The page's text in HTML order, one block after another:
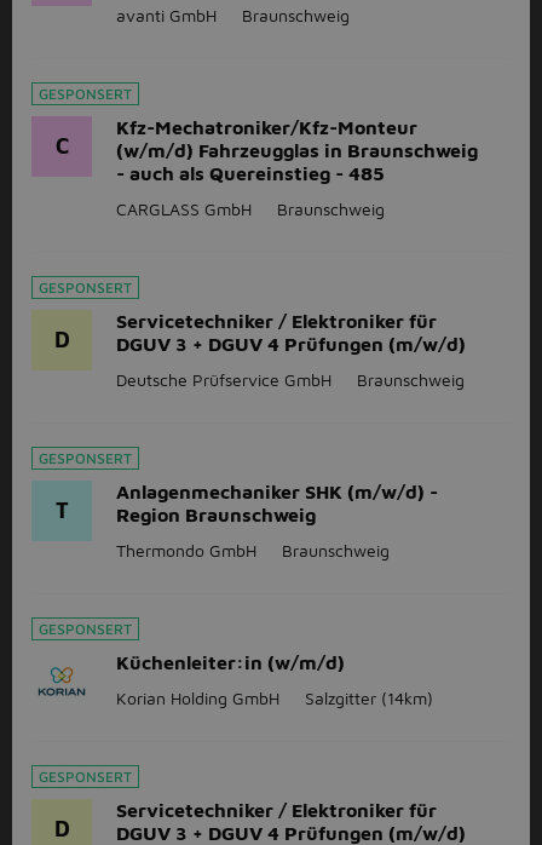
avanti GmbH Braunschweig
GESPONSERT
C
Kfz-Mechatroniker/Kfz-Monteur
(w/m/d) Fahrzeugglas in Braunschweig
- auch als Quereinstieg - 485
CARGLASS GmbH Braunschweig
GESPONSERT
D
Servicetechniker / Elektroniker für
DGUV 3 + DGUV 4 Prüfungen (m/w/d)
Deutsche Prüfservice GmbH Braunschweig
GESPONSERT
T
Anlagenmechaniker SHK (m/w/d) -
Region Braunschweig
Thermondo GmbH Braunschweig
GESPONSERT
Küchenleiter:in (w/m/d)
Korian Holding GmbH Salzgitter (14km)
GESPONSERT
D
Servicetechniker / Elektroniker für
DGUV 3 + DGUV 4 Prüfungen (m/w/d)